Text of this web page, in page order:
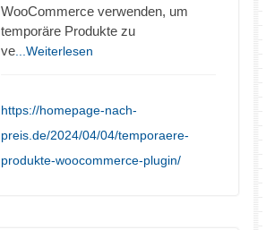
WooCommerce verwenden, um
temporäre Produkte zu
ve ...Weiterlesen
https://homepage-nach-
preis.de/2024/04/04/temporaere-
produkte-woocommerce-plugin/